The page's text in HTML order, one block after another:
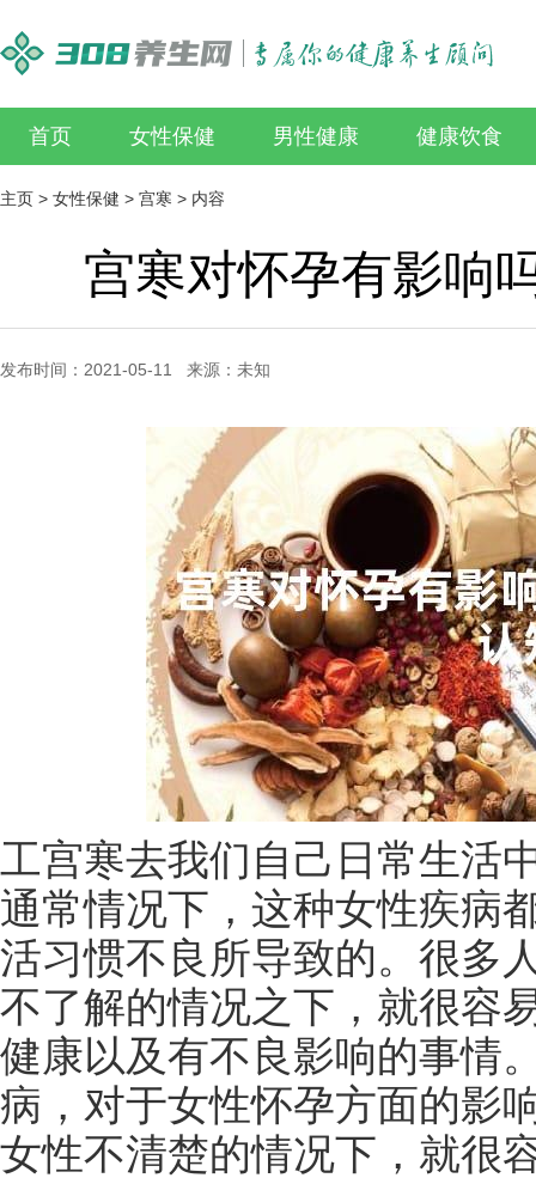
首页 女性保健 男性健康 健康饮食
主页 > 女性保健 > 宫寒 > 内容
宫寒对怀孕有影响
发布时间：2021-05-11 来源：未知
工宫寒去我们自己日常生活
通常情况下，这种女性疾病
活习惯不良所导致的。很多
不了解的情况之下，就很容
健康以及有不良影响的事情
病，对于女性怀孕方面的影
女性不清楚的情况下，就很